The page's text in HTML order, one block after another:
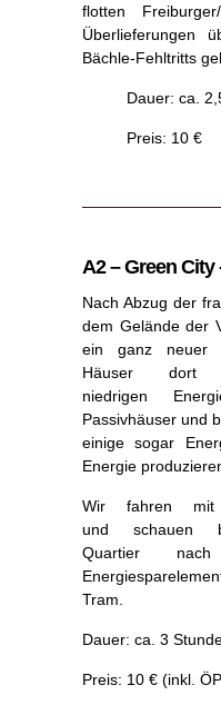
flotten
Überlieferungen
Bächle-Fehltritts
Dauer: ca.
Preis: 10 €
A2 – Green
Nach Abzug der
dem Gelände der
ein ganz neuer
Häuser dort
niedrigen
Passivhäuser und
einige sogar
Energie
Wir fahren mit
und schauen
Quartier
Tram.
Dauer: ca. 3
Preis: 10 € (inkl.